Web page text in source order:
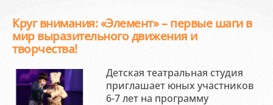
Круг внимания: «Элемент» – первые шаги в
мир выразительного движения и
творчества!
Детская театральная студия
приглашает юных участников
6-7 лет на программу